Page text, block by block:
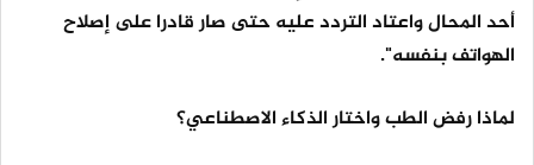
أحد المحال واعتاد التردد عليه حتى صار قادرا على إصلاح
الهواتف بنفسه".
لماذا رفض الطب واختار الذكاء الاصطناعي؟